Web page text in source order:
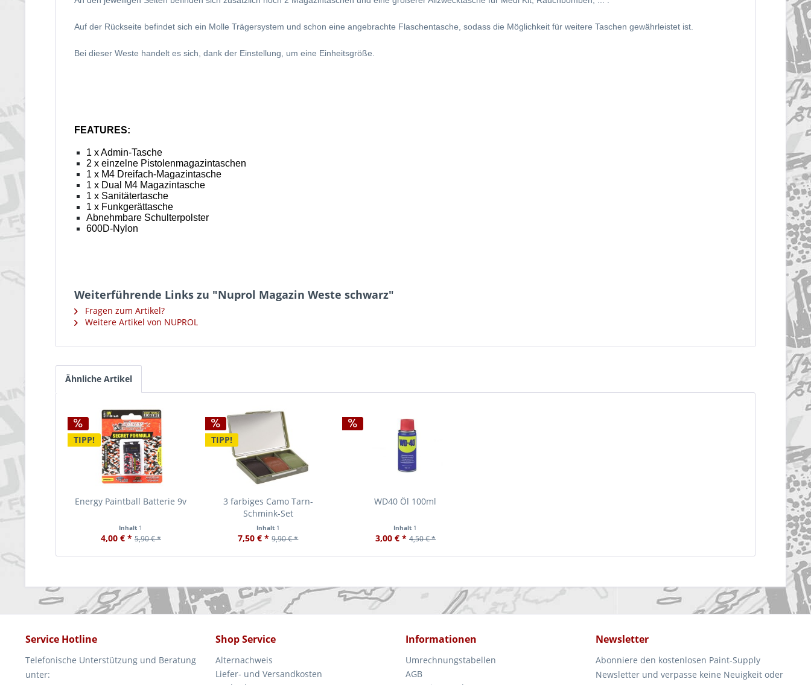
Auf der Rückseite befindet sich ein Molle Trägersystem und schon eine angebrachte Flaschentasche, sodass die Möglichkeit für weitere Taschen gewährleistet ist.
Bei dieser Weste handelt es sich, dank der Einstellung, um eine Einheitsgröße.
FEATURES:
1 x Admin-Tasche
2 x einzelne Pistolenmagazintaschen
1 x M4 Dreifach-Magazintasche
1 x Dual M4 Magazintasche
1 x Sanitätertasche
1 x Funkgerättasche
Abnehmbare Schulterpolster
600D-Nylon
Weiterführende Links zu "Nuprol Magazin Weste schwarz"
Fragen zum Artikel?
Weitere Artikel von NUPROL
Ähnliche Artikel
TIPP!
Energy Paintball Batterie 9v
Inhalt 1
4,00 € * 5,90 € *
TIPP!
3 farbiges Camo Tarn-
Schmink-Set
Inhalt 1
7,50 € * 9,90 € *
WD40 Öl 100ml
Inhalt 1
3,00 € * 4,50 € *
Service Hotline
Telefonische Unterstützung und Beratung
unter:
Shop Service
Alternachweis
Liefer- und Versandkosten
Informationen
Umrechnungstabellen
AGB
Newsletter
Abonniere den kostenlosen Paint-Supply
Newsletter und verpasse keine Neuigkeit oder